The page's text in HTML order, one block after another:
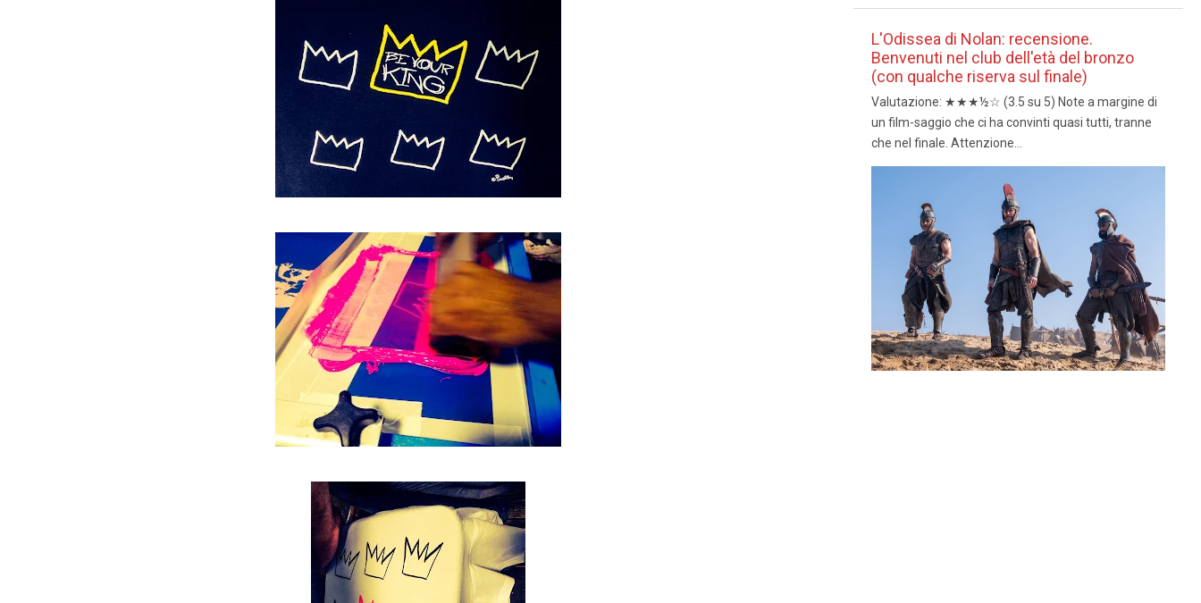
L'Odissea di Nolan: recensione.
Benvenuti nel club dell'età del bronzo
(con qualche riserva sul finale)
Valutazione: ★★★½☆ (3.5 su 5) Note a margine di
un film-saggio che ci ha convinti quasi tutti, tranne
che nel finale. Attenzione...